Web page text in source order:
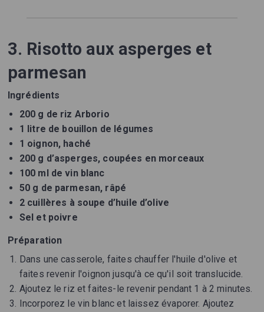
3. Risotto aux asperges et
parmesan
Ingrédients
200 g de riz Arborio
1 litre de bouillon de légumes
1 oignon, haché
200 g d’asperges, coupées en morceaux
100 ml de vin blanc
50 g de parmesan, râpé
2 cuillères à soupe d’huile d’olive
Sel et poivre
Préparation
Dans une casserole, faites chauffer l'huile d'olive et
faites revenir l'oignon jusqu'à ce qu'il soit translucide.
Ajoutez le riz et faites-le revenir pendant 1 à 2 minutes.
Incorporez le vin blanc et laissez évaporer. Ajoutez